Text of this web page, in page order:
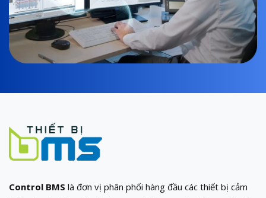
Control BMS là đơn vị phân phối hàng đầu các thiết bị cảm